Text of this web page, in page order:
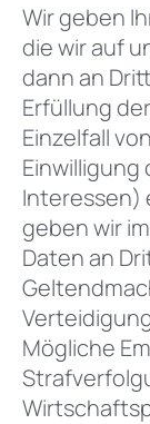
Wir geben
die wir auf
dann an
Erfüllung
Einzelfall
Interessen)
geben wir
Daten an
Mögliche